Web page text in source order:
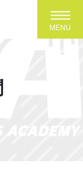
MENU